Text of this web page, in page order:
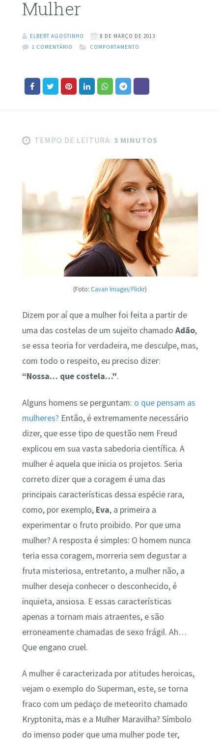
Mulher
ELBERT AGOSTINHO
8 DE MARÇO DE 2013
1 COMENTÁRIO
COMPORTAMENTO
TEMPO DE LEITURA: 3 MINUTOS
(Foto: Cavan Images/Flickr)
Dizem por aí que a mulher foi feita a partir de
uma das costelas de um sujeito chamado Adão,
se essa teoria for verdadeira, me desculpe, mas,
com todo o respeito, eu preciso dizer:
“Nossa… que costela…”.
Alguns homens se perguntam: o que pensam as
mulheres? Então, é extremamente necessário
dizer, que esse tipo de questão nem Freud
explicou em sua vasta sabedoria científica. A
mulher é aquela que inicia os projetos. Seria
correto dizer que a coragem é uma das
principais características dessa espécie rara,
como, por exemplo, Eva, a primeira a
experimentar o fruto proibido. Por que uma
mulher? A resposta é simples: O homem nunca
teria essa coragem, morreria sem degustar a
fruta misteriosa, entretanto, a mulher não, a
mulher deseja conhecer o desconhecido, é
inquieta, ansiosa. E essas características
apenas a tornam mais atraentes, e são
erroneamente chamadas de sexo frágil. Ah…
Que engano cruel.
A mulher é caracterizada por atitudes heroicas,
vejam o exemplo do Superman, este, se torna
fraco com um pedaço de meteorito chamado
Kryptonita, mas e a Mulher Maravilha? Símbolo
do imenso poder que uma mulher pode ter,